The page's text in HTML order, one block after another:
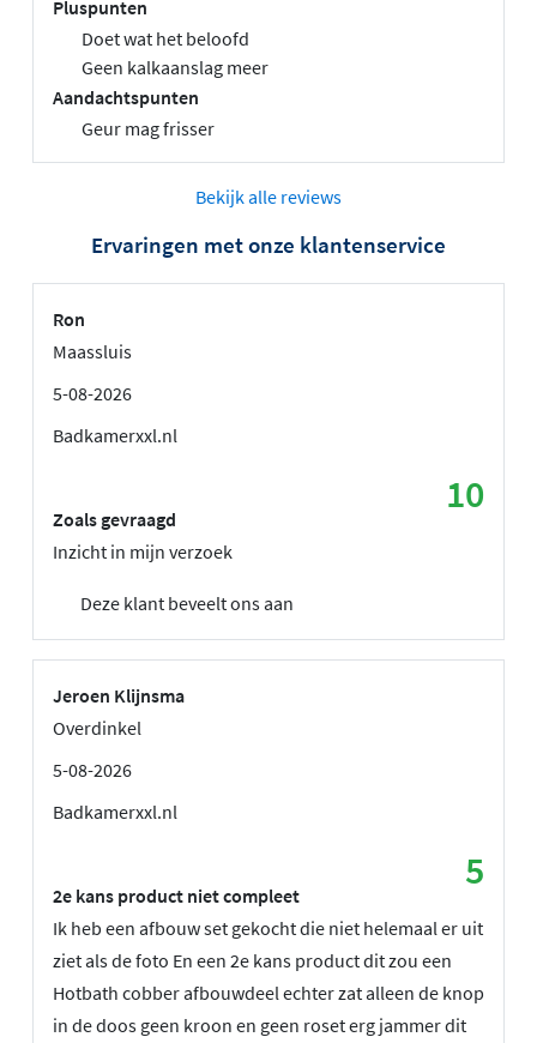
Pluspunten
Doet wat het beloofd
Geen kalkaanslag meer
Aandachtspunten
Geur mag frisser
Bekijk alle reviews
Ervaringen met onze klantenservice
Ron
Maassluis
5-08-2026
Badkamerxxl.nl
10
Zoals gevraagd
Inzicht in mijn verzoek
Deze klant beveelt ons aan
Jeroen Klijnsma
Overdinkel
5-08-2026
Badkamerxxl.nl
5
2e kans product niet compleet
Ik heb een afbouw set gekocht die niet helemaal er uit
ziet als de foto En een 2e kans product dit zou een
Hotbath cobber afbouwdeel echter zat alleen de knop
in de doos geen kroon en geen roset erg jammer dit